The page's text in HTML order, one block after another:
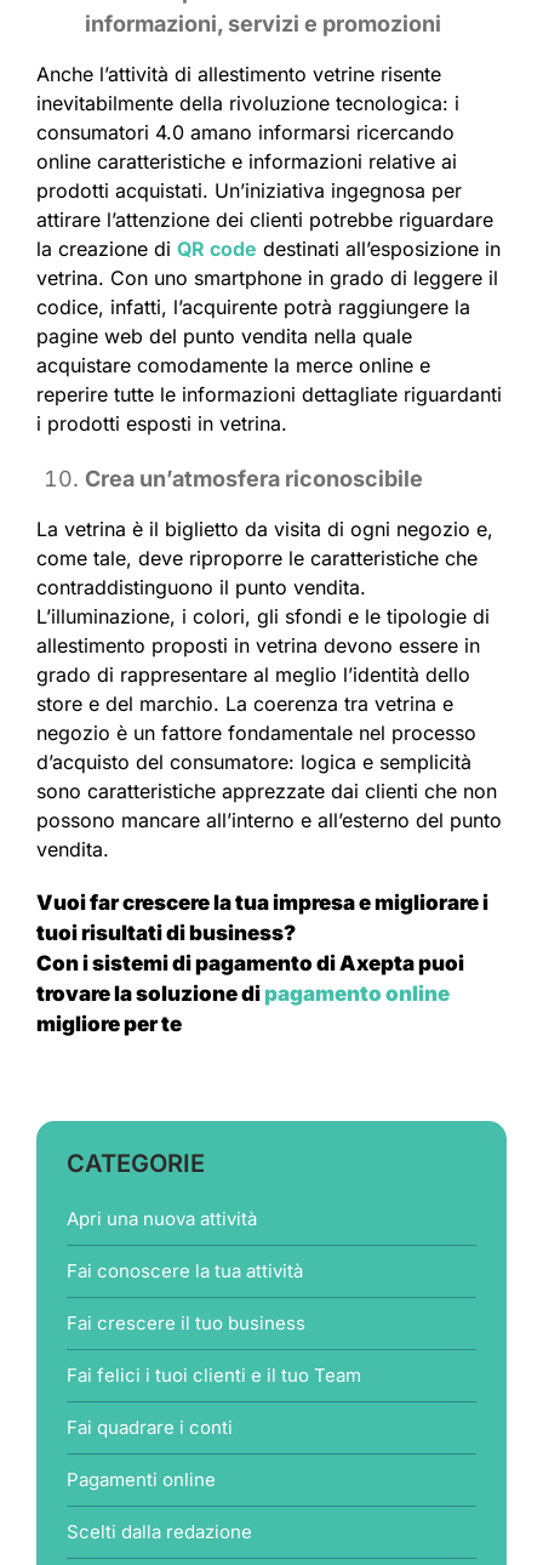
informazioni, servizi e promozioni
Anche l’attività di allestimento vetrine risente
inevitabilmente della rivoluzione tecnologica: i
consumatori 4.0 amano informarsi ricercando
online caratteristiche e informazioni relative ai
prodotti acquistati. Un’iniziativa ingegnosa per
attirare l’attenzione dei clienti potrebbe riguardare
la creazione di QR code destinati all’esposizione in
vetrina. Con uno smartphone in grado di leggere il
codice, infatti, l’acquirente potrà raggiungere la
pagine web del punto vendita nella quale
acquistare comodamente la merce online e
reperire tutte le informazioni dettagliate riguardanti
i prodotti esposti in vetrina.
Crea un’atmosfera riconoscibile
La vetrina è il biglietto da visita di ogni negozio e,
come tale, deve riproporre le caratteristiche che
contraddistinguono il punto vendita.
L’illuminazione, i colori, gli sfondi e le tipologie di
allestimento proposti in vetrina devono essere in
grado di rappresentare al meglio l’identità dello
store e del marchio. La coerenza tra vetrina e
negozio è un fattore fondamentale nel processo
d’acquisto del consumatore: logica e semplicità
sono caratteristiche apprezzate dai clienti che non
possono mancare all’interno e all’esterno del punto
vendita.
Vuoi far crescere la tua impresa e migliorare i
tuoi risultati di business?
Con i sistemi di pagamento di Axepta puoi
trovare la soluzione dipagamento online
migliore per te
CATEGORIE
Apri una nuova attività
Fai conoscere la tua attività
Fai crescere il tuo business
Fai felici i tuoi clienti e il tuo Team
Fai quadrare i conti
Pagamenti online
Scelti dalla redazione